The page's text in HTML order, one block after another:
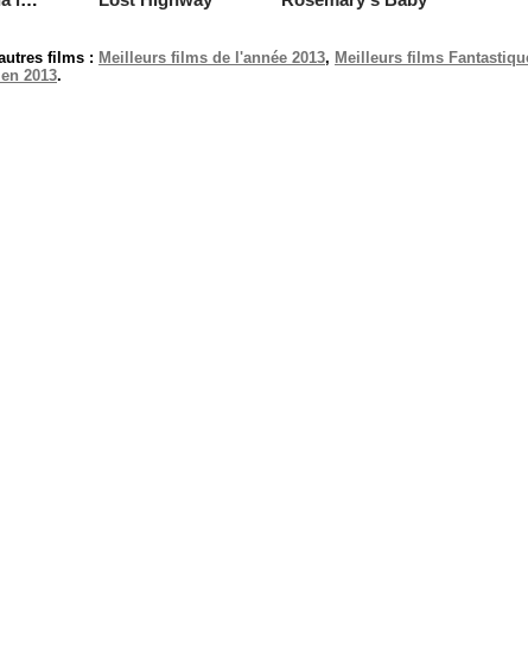
films : Meilleurs films de l'année 2013, Meilleurs films
2013.